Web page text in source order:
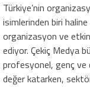
Türkiye’nin
isimlerinden biri
organizasyon ve
ediyor. Çekiç Medya
profesyonel, genç ve
değer katarken,